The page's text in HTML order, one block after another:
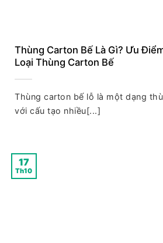
Thùng Carton Bế Là Gì? Ưu
Loại Thùng Carton Bế
Thùng carton bế lỗ là một dạng
với cấu tạo nhiều[...]
17
Th10